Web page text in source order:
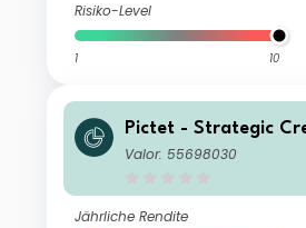
Risiko-Level
1 10
Pictet - Strategic
Valor: 55698030
Jährliche Rendite